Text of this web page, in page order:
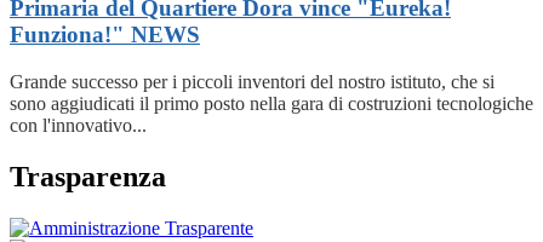
Primaria del Quartiere Dora vince "Eureka!
Funziona!" NEWS
Grande successo per i piccoli inventori del nostro istituto, che si
sono aggiudicati il primo posto nella gara di costruzioni tecnologiche
con l'innovativo...
Trasparenza